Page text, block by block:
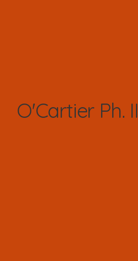
O'Cartier Ph. II